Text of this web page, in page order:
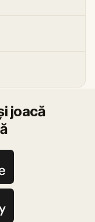
joacă